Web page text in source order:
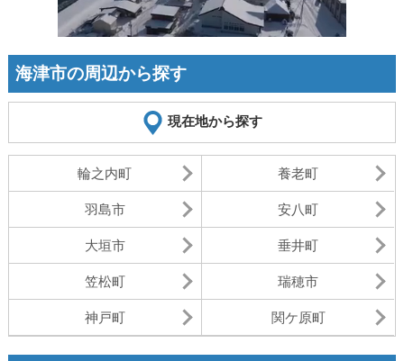
海津市の周辺から探す
現在地から探す
輪之内町 養老町
羽島市 安八町
大垣市 垂井町
笠松町 瑞穂市
神戸町 関ケ原町